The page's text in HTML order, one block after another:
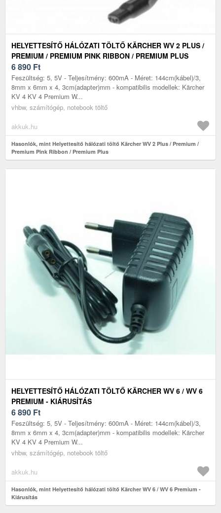
HELYETTESÍTŐ HÁLÓZATI TÖLTŐ KÄRCHER WV 2 PLUS /
PREMIUM / PREMIUM PINK RIBBON / PREMIUM PLUS
6 890 Ft
Feszültség: 5, 5V - Teljesítmény: 600mA - Méret: 144cm(kábel)/3,
8mm x 6mm x 4, 3cm(adapter)mm - kompatibilis modellek: Kärcher
KV 4 KV 4 Premium W...
vhbw, számítógép, notebook töltő
akkuk.hu
Hasonlók, mint Helyettesítő hálózati töltő Kärcher WV 2 Plus / Premium /
Premium Pink Ribbon / Premium Plus
HELYETTESÍTŐ HÁLÓZATI TÖLTŐ KÄRCHER WV 6 / WV 6
PREMIUM - KIÁRUSÍTÁS
6 890 Ft
Feszültség: 5, 5V - Teljesítmény: 600mA - Méret: 144cm(kábel)/3,
8mm x 6mm x 4, 3cm(adapter)mm - kompatibilis modellek: Kärcher
KV 4 KV 4 Premium W...
vhbw, számítógép, notebook töltő
akkuk.hu
Hasonlók, mint Helyettesítő hálózati töltő Kärcher WV 6 / WV 6 Premium -
Kiárusítás